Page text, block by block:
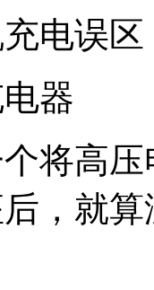
电误区
器
高压
，就